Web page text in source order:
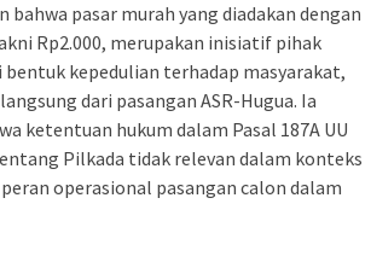
bahwa pasar murah yang diadakan dengan
Rp2.000, merupakan inisiatif pihak
bentuk kepedulian terhadap masyarakat,
dari pasangan ASR-Hugua. Ia
ketentuan hukum dalam Pasal 187A UU
Pilkada tidak relevan dalam konteks
operasional pasangan calon dalam